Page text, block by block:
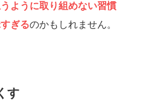
ように取り組めない習慣
ぎるのかもしれません。
す